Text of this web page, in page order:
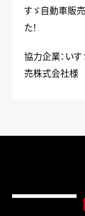
すゞ自動車販
た！
協力企業：い
売株式会社様